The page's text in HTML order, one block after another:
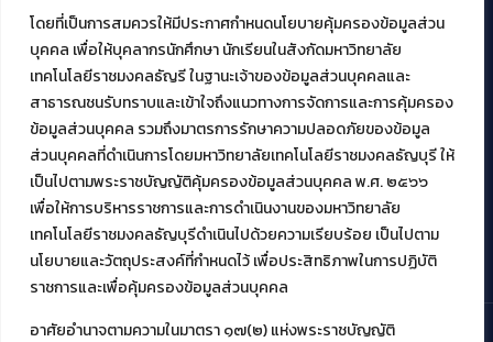
โดยที่เป็นการสมควรให้มีประกาศกำหนดนโยบายคุ้มครองข้อมูลส่วน
บุคคล เพื่อให้บุคลากรนักศึกษา นักเรียนในสังกัดมหาวิทยาลัย
เทคโนโลยีราชมงคลธัญรี ในฐานะเจ้าของข้อมูลส่วนบุคคลและ
สาธารณชนรับทราบและเข้าใจถึงแนวทางการจัดการและการคุ้มครอง
ข้อมูลส่วนบุคคล รวมถึงมาตรการรักษาความปลอดภัยของข้อมูล
ส่วนบุคคลที่ดำเนินการโดยมหาวิทยาลัยเทคโนโลยีราชมงคลธัญบุรี ให้
เป็นไปตามพระราชบัญญัติคุ้มครองข้อมูลส่วนบุคคล พ.ศ. ๒๕๖๖
เพื่อให้การบริหารราชการและการดำเนินงานของมหาวิทยาลัย
เทคโนโลยีราชมงคลธัญบุรีดำเนินไปด้วยความเรียบร้อย เป็นไปตาม
นโยบายและวัตถุประสงค์ที่กำหนดไว้ เพื่อประสิทธิภาพในการปฏิบัติ
ราชการและเพื่อคุ้มครองข้อมูลส่วนบุคคล
อาศัยอำนาจตามความในมาตรา ๑๗(๒) แห่งพระราชบัญญัติ
งานบริการวิชาการให้กับหน่วยงานภายนอก
โครงการส่งเสริมและพัฒนาผู้ประกอบการ SME โดย. มทร.ธัญบุรี
กิจกรรมการเชื่อมโยงเครือข่ายผู้ให้บริการเครื่องจักรกลทางการ
เกษตร ภายใต้โครงการส่งเสริมการรแปรรูปสินค้าเกษตรระดับชุมชน
กรมส่งเสริมอุตสาหกรรม
โครงการยกระดับเศรษฐกิจและสังคมรายตำบลแบบบูรณาการ (1
ตำบล 1 มหาวิทยาลัย)